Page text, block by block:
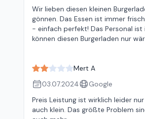
Wir lieben diesen kleinen
gönnen. Das Essen ist immer
- einfach perfekt! Das Personal
können diesen Burgerladen nur
Mert A
03.07.2024
Google
Preis Leistung ist wirklich leider
auch klein. Das größte Problem